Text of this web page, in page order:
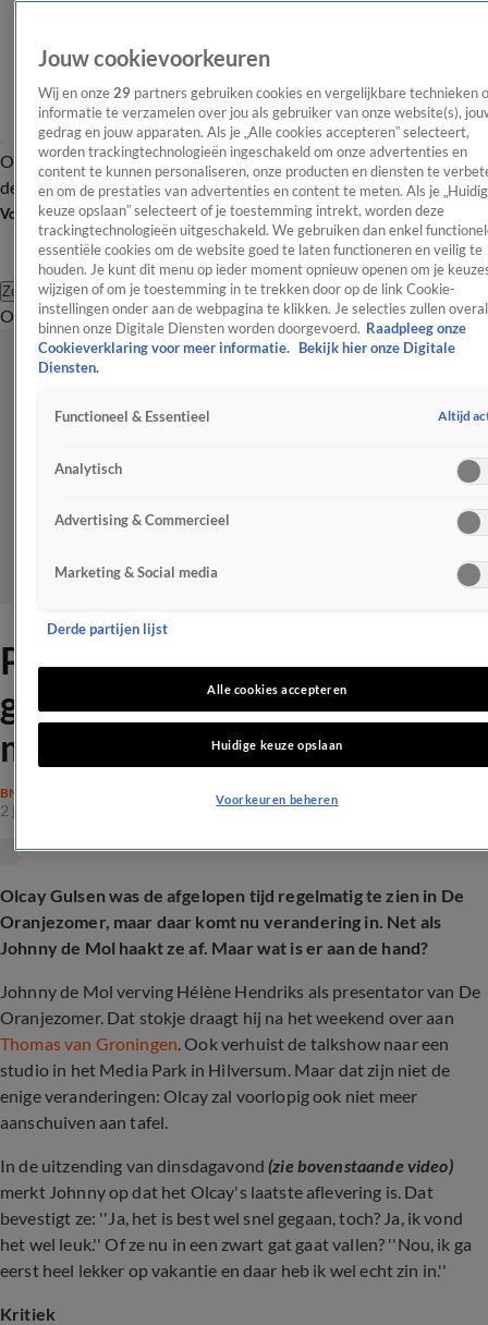
OverzichtAfleveringen Entertainment TV Algemeen
Tip
de redactieNieuwsbrief
Volg Shownieuws
Zoeken
OverzichtEntertainmentSpraakmakendRealityCrimeVideo's
Populair Oranjezomer-
gezicht komt voorlopig niet
meer terug
BN'ERS
2 juli 2025, 17:14
Olcay Gulsen was de afgelopen tijd regelmatig te zien in De
Oranjezomer, maar daar komt nu verandering in. Net als
Johnny de Mol haakt ze af. Maar wat is er aan de hand?
Johnny de Mol verving Hélène Hendriks als presentator van De
Oranjezomer. Dat stokje draagt hij na het weekend over aan
Thomas van Groningen. Ook verhuist de talkshow naar een
studio in het Media Park in Hilversum. Maar dat zijn niet de
enige veranderingen: Olcay zal voorlopig ook niet meer
aanschuiven aan tafel.
In de uitzending van dinsdagavond(zie bovenstaande video)
merkt Johnny op dat het Olcay's laatste aflevering is. Dat
bevestigt ze: ''Ja, het is best wel snel gegaan, toch? Ja, ik vond
het wel leuk.'' Of ze nu in een zwart gat gaat vallen? ''Nou, ik ga
eerst heel lekker op vakantie en daar heb ik wel echt zin in.''
Kritiek
Jouw cookievoorkeuren
Wij en onze 29 partners gebruiken cookies en vergelijkbare technieken
informatie te verzamelen over jou als gebruiker van onze website(s),
gedrag en jouw apparaten. Als je „Alle cookies accepteren” selecteert,
worden trackingtechnologieën ingeschakeld om onze advertenties en
content te kunnen personaliseren, onze producten en diensten te
en om de prestaties van advertenties en content te meten. Als je
keuze opslaan” selecteert of je toestemming intrekt, worden deze
trackingtechnologieën uitgeschakeld. We gebruiken dan enkel
essentiële cookies om de website goed te laten functioneren en veilig te
houden. Je kunt dit menu op ieder moment opnieuw openen om je
wijzigen of om je toestemming in te trekken door op de link Cookie-
instellingen onder aan de webpagina te klikken. Je selecties zullen overal
binnen onze Digitale Diensten worden doorgevoerd. Raadpleeg onze
Cookieverklaring voor meer informatie.
Bekijk hier onze Digitale
Diensten.
Functioneel & Essentieel Altijd
Analytisch
Advertising & Commercieel
Marketing & Social media
Derde partijen lijst
Alle cookies accepteren
Huidige keuze opslaan
Voorkeuren beheren